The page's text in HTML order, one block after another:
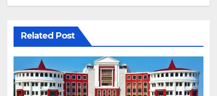
Related Post